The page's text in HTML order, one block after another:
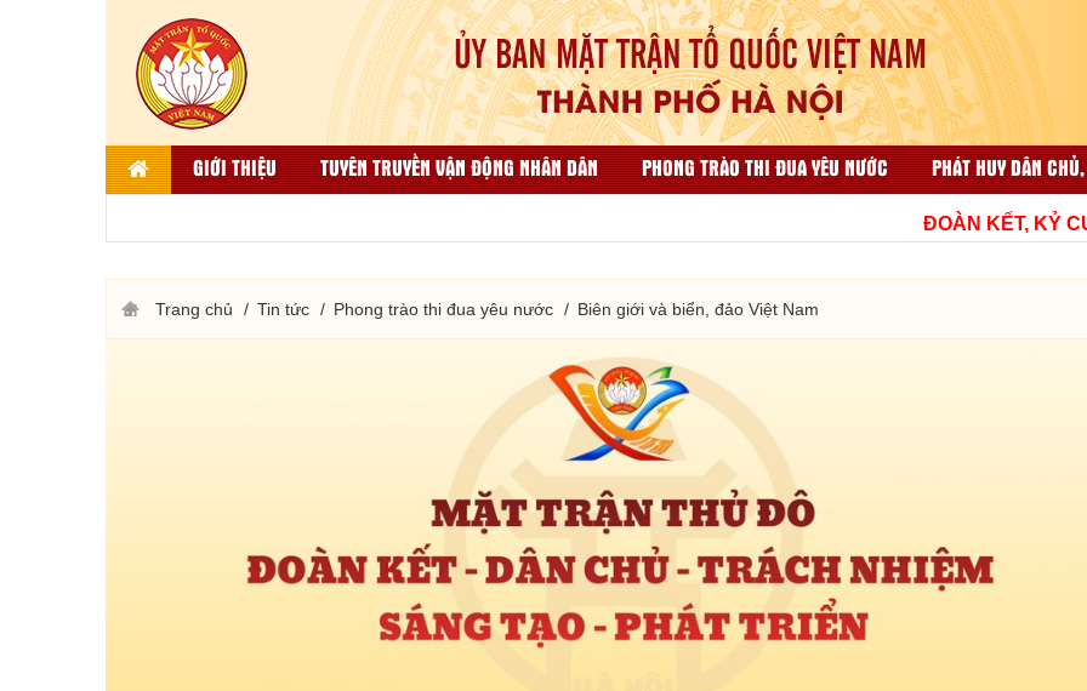
GIỚI THIỆU TUYÊN TRUYỀN VẬN ĐỘNG NHÂN DÂN PHONG TRÀO THI ĐUA YÊU NƯỚC
PHÁT HUY DÂN
CÔNG TÁC TỔ CHỨC VÀ THI ĐUA KHEN THƯỞNG
ĐOÀN KẾT, KỶ
Trang chủ Tin tức Phong trào thi đua yêu nước Biên giới và biển, đảo Việt Nam